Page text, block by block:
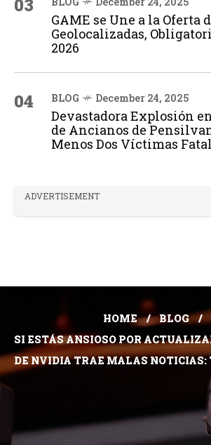
03
GAME se Une a la Oferta
Geolocalizadas,
2026
04 BLOG December 24, 2025
Devastadora Explosión
de Ancianos de
Menos Dos Víctimas
ADVERTISEMENT
HOME
BLOG
SI ESTÁS ANSIOSO POR
DE NVIDIA TRAE MALAS NOTICIAS: